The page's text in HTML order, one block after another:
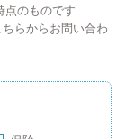
点のものです
ちらからお問い合わ